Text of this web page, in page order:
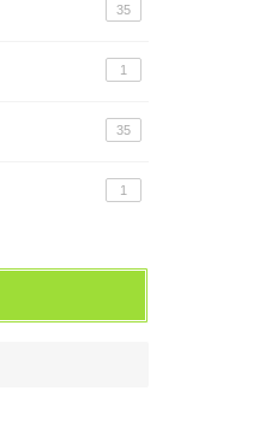
35
1
35
1